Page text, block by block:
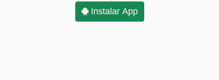
Instalar App